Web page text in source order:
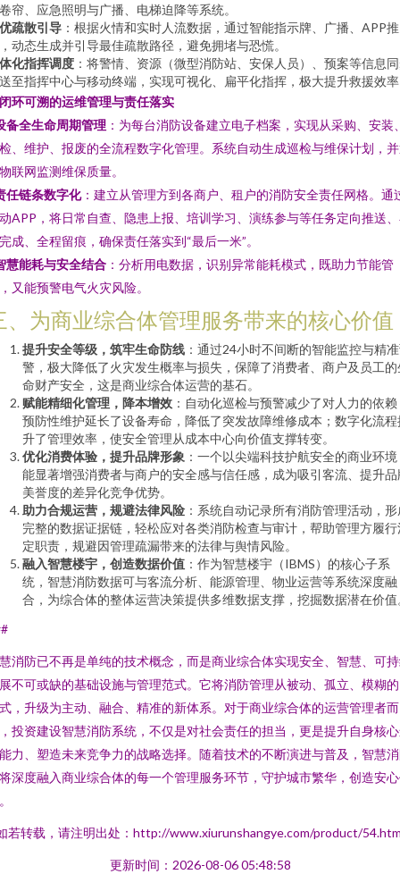
帘、应急照明与广播、电梯迫降等系统。
疏散引导 ：根据火情和实时人流数据，通过智能指示牌、广播、APP推
动态生成并引导最佳疏散路径，避免拥堵与恐慌。
化指挥调度 ：将警情、资源（微型消防站、安保人员）、预案等信息
至指挥中心与移动终端，实现可视化、扁平化指挥，极大提升救援效
环可溯的运维管理与责任落实
备全生命周期管理 ：为每台消防设备建立电子档案，实现从采购、安装
、维护、报废的全流程数字化管理。系统自动生成巡检与维保计划，
联网监测维保质量。
任链条数字化：建立从管理方到各商户、租户的消防安全责任网格。通
APP，将日常自查、隐患上报、培训学习、演练参与等任务定向推送
成、全程留痕，确保责任落实到“最后一米”。
慧能耗与安全结合 ：分析用电数据，识别异常能耗模式，既助力节能管
又能预警电气火灾风险。
、为商业综合体管理服务带来的核心价值
提升安全等级，筑牢生命防线 ：通过24小时不间断的智能监控与精
警，极大降低了火灾发生概率与损失，保障了消费者、商户及员工的
命财产安全，这是商业综合体运营的基石。
赋能精细化管理，降本增效 ：自动化巡检与预警减少了对人力的依
预防性维护延长了设备寿命，降低了突发故障维修成本；数字化流程
升了管理效率，使安全管理从成本中心向价值支撑转变。
优化消费体验，提升品牌形象 ：一个以尖端科技护航安全的商业环
能显著增强消费者与商户的安全感与信任感，成为吸引客流、提升品
美誉度的差异化竞争优势。
助力合规运营，规避法律风险 ：系统自动记录所有消防管理活动，
完整的数据证据链，轻松应对各类消防检查与审计，帮助管理方履行
定职责，规避因管理疏漏带来的法律与舆情风险。
融入智慧楼宇，创造数据价值 ：作为智慧楼宇（IBMS）的核心子系
统，智慧消防数据可与客流分析、能源管理、物业运营等系统深度融
合，为综合体的整体运营决策提供多维数据支撑，挖掘数据潜在价值
消防已不再是单纯的技术概念，而是商业综合体实现安全、智慧、可
不可或缺的基础设施与管理范式。它将消防管理从被动、孤立、模糊
，升级为主动、融合、精准的新体系。对于商业综合体的运营管理者而
投资建设智慧消防系统，不仅是对社会责任的担当，更是提升自身核
力、塑造未来竞争力的战略选择。随着技术的不断演进与普及，智慧
深度融入商业综合体的每一个管理服务环节，守护城市繁华，创造安
若转载，请注明出处：http://www.xiurunshangye.com/product/
更新时间：2026-08-06 05:48:58